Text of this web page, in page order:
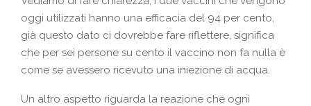
oggi utilizzati hanno una efficacia del 94 per cento,
già questo dato ci dovrebbe fare riflettere, significa
che per sei persone su cento il vaccino non fa nulla è
come se avessero ricevuto una iniezione di acqua.
Un altro aspetto riguarda la reazione che ogni